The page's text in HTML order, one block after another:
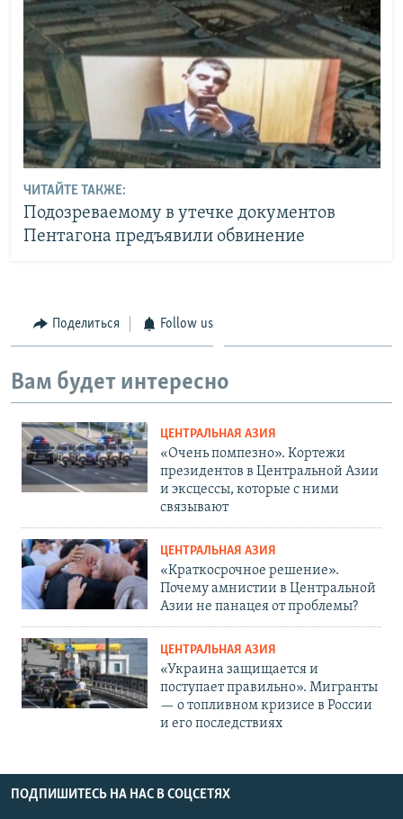
ЧИТАЙТЕ ТАКЖЕ:
Подозреваемому в утечке документов
Пентагона предъявили обвинение
Поделиться Follow us
Вам будет интересно
ЦЕНТРАЛЬНАЯ АЗИЯ
«Очень помпезно». Кортежи
президентов в Центральной Азии
и эксцессы, которые с ними
связывают
ЦЕНТРАЛЬНАЯ АЗИЯ
«Краткосрочное решение».
Почему амнистии в Центральной
Азии не панацея от проблемы?
ЦЕНТРАЛЬНАЯ АЗИЯ
«Украина защищается и
поступает правильно». Мигранты
— о топливном кризисе в России
и его последствиях
ПОДПИШИТЕСЬ НА НАС В СОЦСЕТЯХ